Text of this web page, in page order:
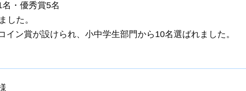
・優秀賞5名
した。
イン賞が設けられ、小中学生部門から10名選ばれました。